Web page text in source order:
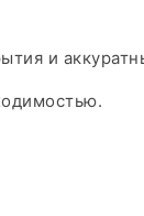
и